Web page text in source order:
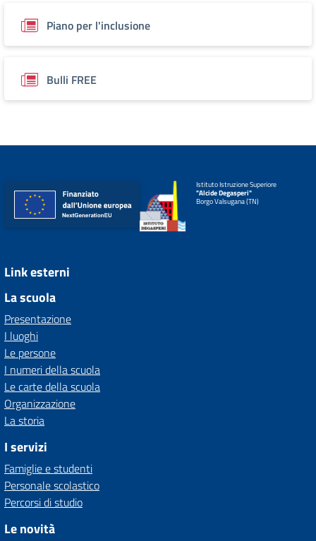
Piano per l'inclusione
Bulli FREE
Istituto Istruzione Superiore
"Alcide Degasperi"
Borgo Valsugana (TN)
Link esterni
La scuola
Presentazione
I luoghi
Le persone
I numeri della scuola
Le carte della scuola
Organizzazione
La storia
I servizi
Famiglie e studenti
Personale scolastico
Percorsi di studio
Le novità